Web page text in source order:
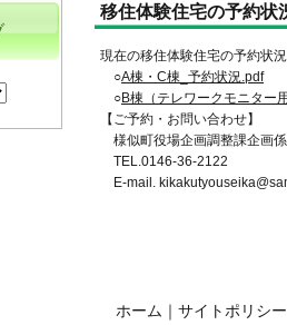
移住体験住宅の予約状
現在の移住体験住宅の予約状
○A棟・C棟_予約状況.pdf
○B棟（テレワークモニター
【ご予約・お問い合わせ】
様似町役場企画調整課企画係
TEL.0146-36-2122
E-mail.
ホーム ｜ サイトポリシー